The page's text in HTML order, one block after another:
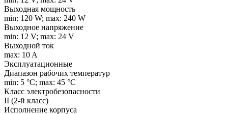
Выходная мощность
min: 120 W; max: 240 W
Выходное напряжение
min: 12 V; max: 24 V
Выходной ток
max: 10 A
Эксплуатационные
Диапазон рабочих температур
min: 5 °C; max: 45 °C
Класс электробезопасности
II (2-й класс)
Исполнение корпуса